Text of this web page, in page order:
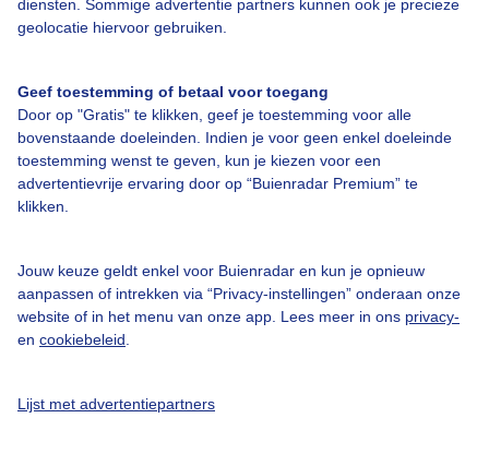
diensten. Sommige advertentie partners kunnen ook je precieze
geolocatie hiervoor gebruiken.
Geef toestemming of betaal voor toegang
Door op "Gratis" te klikken, geef je toestemming voor alle
bovenstaande doeleinden. Indien je voor geen enkel doeleinde
toestemming wenst te geven, kun je kiezen voor een
advertentievrije ervaring door op “Buienradar Premium” te
klikken.
Jouw keuze geldt enkel voor Buienradar en kun je opnieuw
aanpassen of intrekken via “Privacy-instellingen” onderaan onze
website of in het menu van onze app. Lees meer in ons privacy-
en cookiebeleid
Lijst met advertentiepartners
Contact
Gebruikersvoorwaarden
Adverteren
Buienradar Team
Privacy beleid
Privacy instellingen
Gratis weerdata
Buienradar